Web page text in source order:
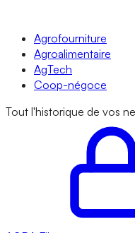
Agrofourniture
Agroalimentaire
AgTech
Coop-négoce
Tout l'historique de vos